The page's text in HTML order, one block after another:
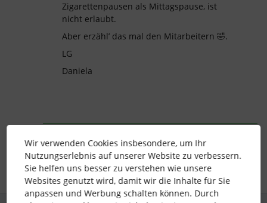
Zigarettenpausen als Mittagspause, ist
nicht erlaubt.
Aber erzähl’ das mal den Mitarbeitern 🤣.
LG
Daniela
Zeiterfassung Pausenzeit Pausenregeln
Wir verwenden Cookies insbesondere, um Ihr
Nutzungserlebnis auf unserer Website zu verbessern.
Sie helfen uns besser zu verstehen wie unsere
Websites genutzt wird, damit wir die Inhalte für Sie
anpassen und Werbung schalten können. Durch